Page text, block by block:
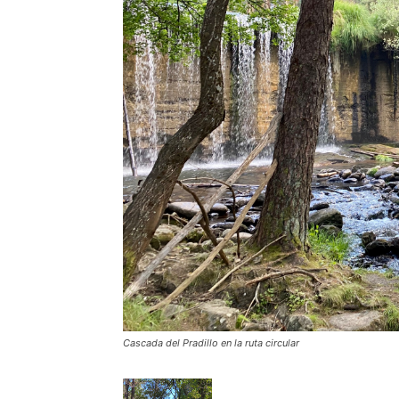
Cascada del Pradillo en la ruta circular